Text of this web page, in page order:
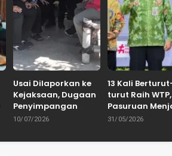
Usai Dilaporkan ke
Kejaksaan, Dugaan
Penyimpangan
Banpol PDIP
Dinyatakan Tuntas
10/07/2026
13 Kali
turut Raih WTP,
Pasuruan
Tradisi
Tengah
31/05/2026